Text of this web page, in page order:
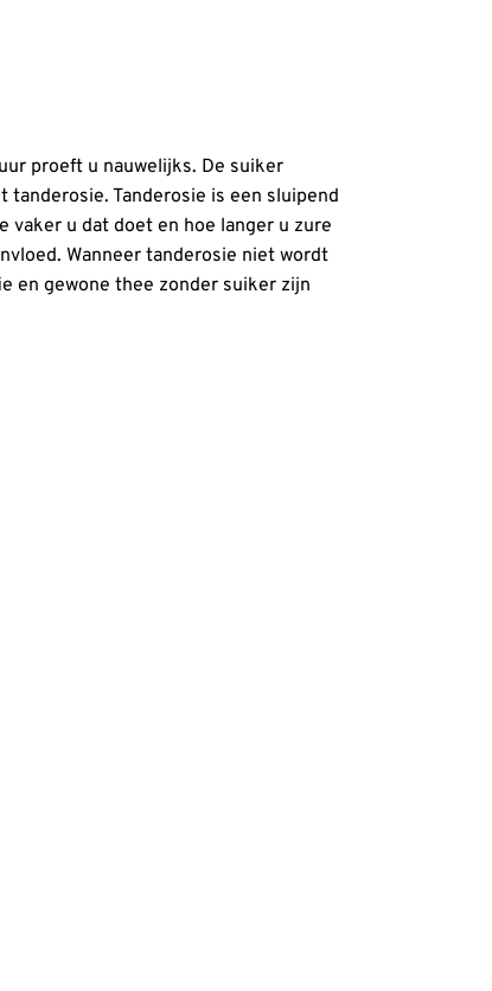
proeft u nauwelijks. De suiker
Tanderosie is een sluipend
u dat doet en hoe langer u zure
Wanneer tanderosie niet wordt
en gewone thee zonder suiker zijn